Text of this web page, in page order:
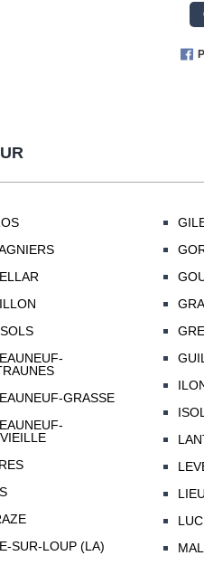
GRASSE
SUR-LOUP (LA)